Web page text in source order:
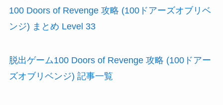
100 Doors of Revenge 攻略 (100ドアーズオブリベ
ンジ) まとめ Level 33
脱出ゲーム100 Doors of Revenge 攻略 (100ドアー
ズオブリベンジ) 記事一覧